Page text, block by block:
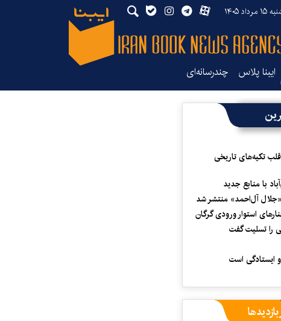
۱۴۰۵
ایبنا پلاس چندرسانه‌ای
قلب تکیه‌های تاریخی
با منابع جدید
«جلال آل‌احمد» منتشر شد
استوار ورودی گرگان
را تسلیت گفت
ایستادگی است